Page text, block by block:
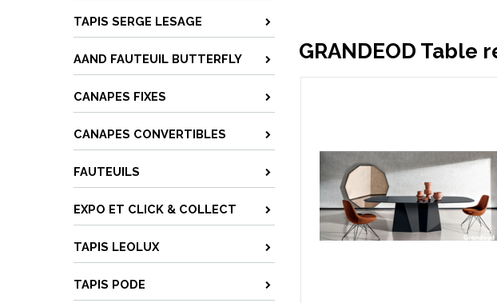
TAPIS SERGE LESAGE
AAND FAUTEUIL BUTTERFLY
CANAPES FIXES
CANAPES CONVERTIBLES
FAUTEUILS
EXPO ET CLICK & COLLECT
TAPIS LEOLUX
TAPIS PODE
GRANDEOD Table